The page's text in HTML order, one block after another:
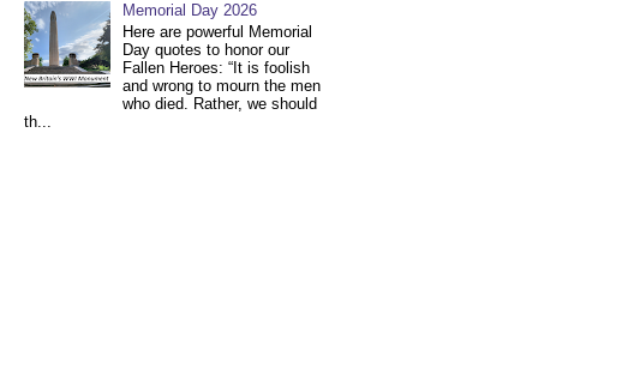
Memorial Day 2026
Here are powerful Memorial
Day quotes to honor our
Fallen Heroes: “It is foolish
and wrong to mourn the men
who died. Rather, we should
th...